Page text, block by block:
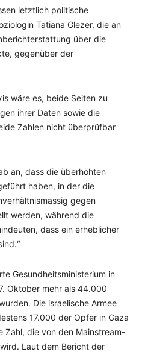
letztlich politische
Tatiana Glezer, die an
über die
gegenüber der
wäre es, beide Seiten zu
ihrer Daten sowie die
Zahlen nicht überprüfbar
an, dass die überhöhten
haben, in der die
gegen
werden, während die
dass ein erheblicher
Gesundheitsministerium in
Oktober mehr als 44.000
Die israelische Armee
17.000 der Opfer in Gaza
Zahl, die von den Mainstream-
Laut dem Bericht der